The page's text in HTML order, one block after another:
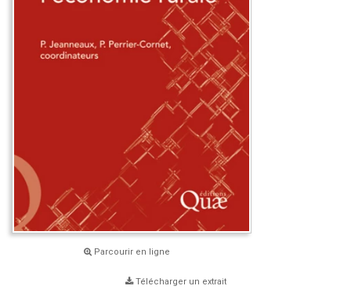
Parcourir en ligne
Télécharger un extrait